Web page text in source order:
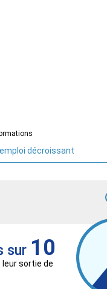
décroissant
sur 10
sortie de